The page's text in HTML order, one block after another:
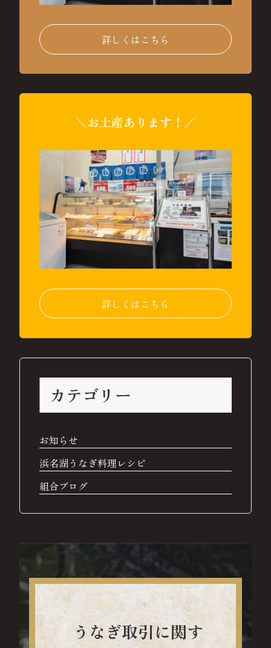
詳しくはこちら
＼お土産あります！／
詳しくはこちら
カテゴリー
お知らせ
浜名湖うなぎ料理レシピ
組合ブログ
うなぎ取引に関す